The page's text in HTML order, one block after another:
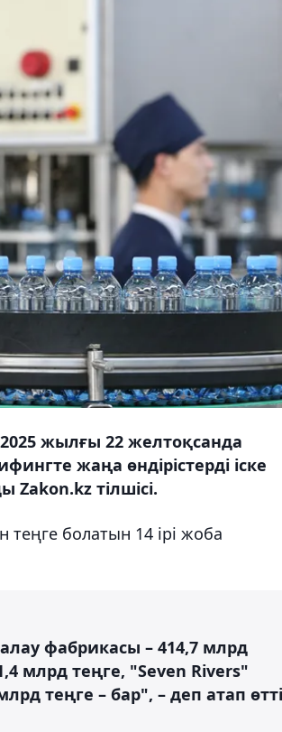
жылғы 22 желтоқсанда
жаңа өндірістерді іске
тілшісі.
болатын 14 ірі жоба
фабрикасы – 414,7 млрд
млрд теңге, "Seven Rivers"
теңге – бар", – деп атап өтті